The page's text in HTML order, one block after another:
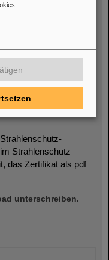
nicht älter als 12
Strahlenschutz
das Zertifikat als pdf
unterschreiben.